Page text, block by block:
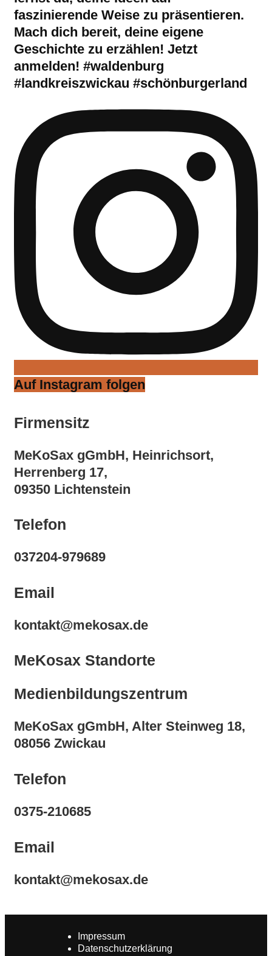
Auf Instagram folgen
Firmensitz
MeKoSax gGmbH, Heinrichsort,
Herrenberg 17,
09350 Lichtenstein
Telefon
037204-979689
Email
kontakt@mekosax.de
MeKosax Standorte
Medienbildungszentrum
MeKoSax gGmbH, Alter Steinweg 18,
08056 Zwickau
Telefon
0375-210685
Email
kontakt@mekosax.de
Impressum
Datenschutzerklärung